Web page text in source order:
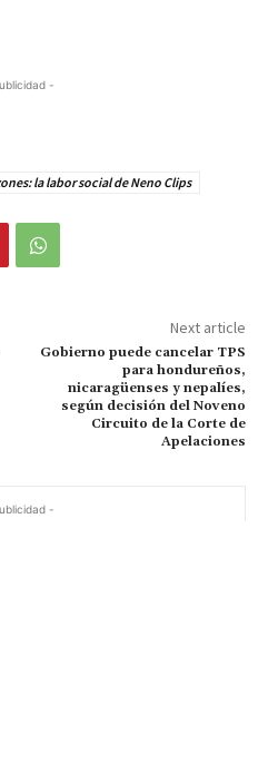
-
la labor social de Neno Clips
Next article
Gobierno puede cancelar TPS
para hondureños,
nicaragüenses y nepalíes,
según decisión del Noveno
Circuito de la Corte de
Apelaciones
-